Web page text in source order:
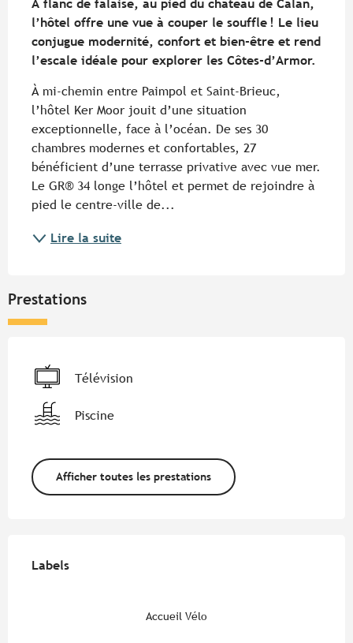
À flanc de falaise, au pied du château de Calan,
l’hôtel offre une vue à couper le souffle ! Le lieu
conjugue modernité, confort et bien-être et rend
l’escale idéale pour explorer les Côtes-d’Armor.
À mi-chemin entre Paimpol et Saint-Brieuc,
l’hôtel Ker Moor jouit d’une situation
exceptionnelle, face à l’océan. De ses 30
chambres modernes et confortables, 27
bénéficient d’une terrasse privative avec vue mer.
Le GR® 34 longe l’hôtel et permet de rejoindre à
pied le centre-ville de...
Lire la suite
Prestations
Télévision
Piscine
Afficher toutes les prestations
Labels
Labels
Accueil Vélo